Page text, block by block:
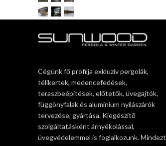
Cégünk fő profilja exkluzív pergolák,
télikertek, medencefedések,
teraszbeépítések, előtetők, üvegajtók,
függönyfalak és alumínium nyílászárók
tervezése, gyártása. Kiegészítő
szolgáltatásként árnyékolással,
üvegvédelemmel is foglalkozunk. Mindezt